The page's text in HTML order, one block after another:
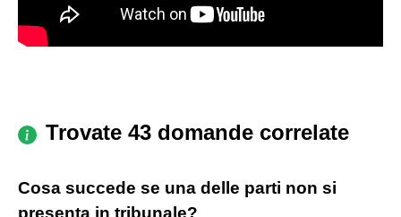
Trovate 43 domande correlate
Cosa succede se una delle parti non si
presenta in tribunale?